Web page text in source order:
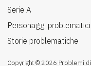
Serie A
Personaggi problematici
Storie problematiche
Copyright © 2026 Problemi